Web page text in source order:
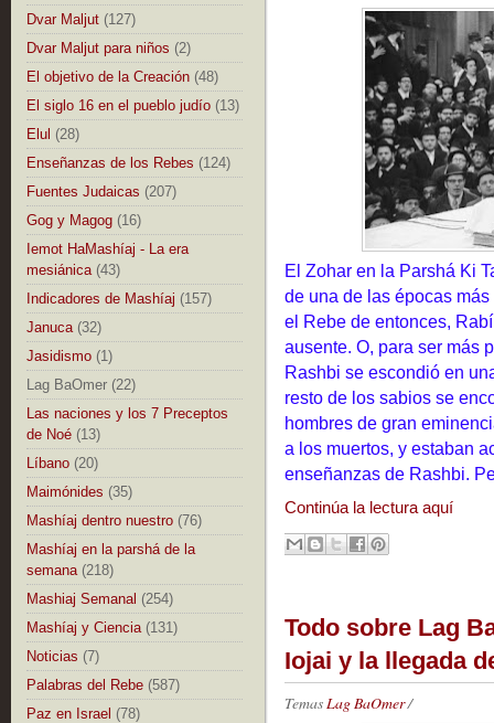
Dvar Maljut (127)
Dvar Maljut para niños (2)
El objetivo de la Creación (48)
El siglo 16 en el pueblo judío (13)
Elul (28)
Enseñanzas de los Rebes (124)
Fuentes Judaicas (207)
Gog y Magog (16)
Iemot HaMashíaj - La era
mesiánica (43)
Indicadores de Mashíaj (157)
Januca (32)
Jasidismo (1)
Lag BaOmer (22)
Las naciones y los 7 Preceptos
de Noé (13)
Líbano (20)
Maimónides (35)
Mashíaj dentro nuestro (76)
Mashíaj en la parshá de la
semana (218)
Mashiaj Semanal (254)
Mashíaj y Ciencia (131)
Noticias (7)
Palabras del Rebe (587)
Paz en Israel (78)
El Zohar en la Parshá Ki
de una de las épocas
el Rebe de entonces,
ausente. O, para ser más
Rashbi se escondió en
resto de los sabios se
hombres de gran
a los muertos, y estaban
enseñanzas de Rashbi.
Continúa la lectura aquí
Todo sobre Lag
Iojai y la llegada
TemasLag BaOmer/